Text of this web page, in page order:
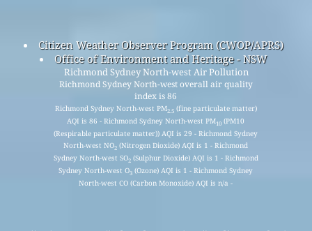
Citizen Weather Observer Program (CWOP/APRS)
Office of Environment and Heritage - NSW
Richmond Sydney North-west Air Pollution
Richmond Sydney North-west overall air quality
index is 86
Richmond Sydney North-west PM2.5(fine particulate matter)
AQI is 86 - Richmond Sydney North-west PM10 (PM10
(Respirable particulate matter)) AQI is 29 - Richmond Sydney
North-west NO2 (Nitrogen Dioxide) AQI is 1 - Richmond
Sydney North-west SO2(Sulphur Dioxide) AQI is 1 - Richmond
Sydney North-west O3 (Ozone) AQI is 1 - Richmond Sydney
North-west CO (Carbon Monoxide) AQI is n/a -